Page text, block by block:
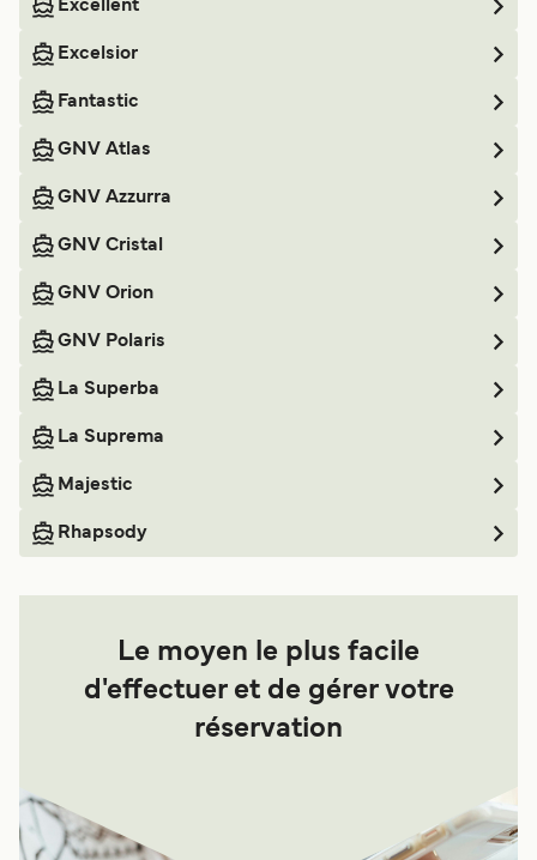
Excellent
Excelsior
Fantastic
GNV Atlas
GNV Azzurra
GNV Cristal
GNV Orion
GNV Polaris
La Superba
La Suprema
Majestic
Rhapsody
Le moyen le plus facile
d'effectuer et de gérer votre
réservation